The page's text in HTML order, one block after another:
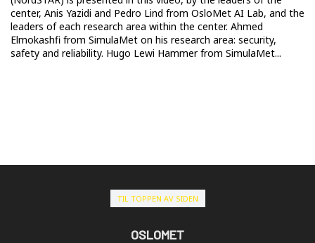
center, Anis Yazidi and Pedro Lind from OsloMet AI Lab, and the
leaders of each research area within the center. Ahmed
Elmokashfi from SimulaMet on his research area: security,
safety and reliability. Hugo Lewi Hammer from SimulaMet...
TIL TOPPEN AV SIDEN
OSLOMET